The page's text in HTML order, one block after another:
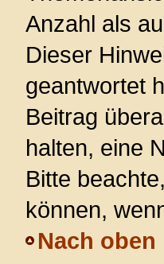
Anzahl als
Dieser
geantwortet
Beitrag
halten, eine
Bitte
können,
Nach oben